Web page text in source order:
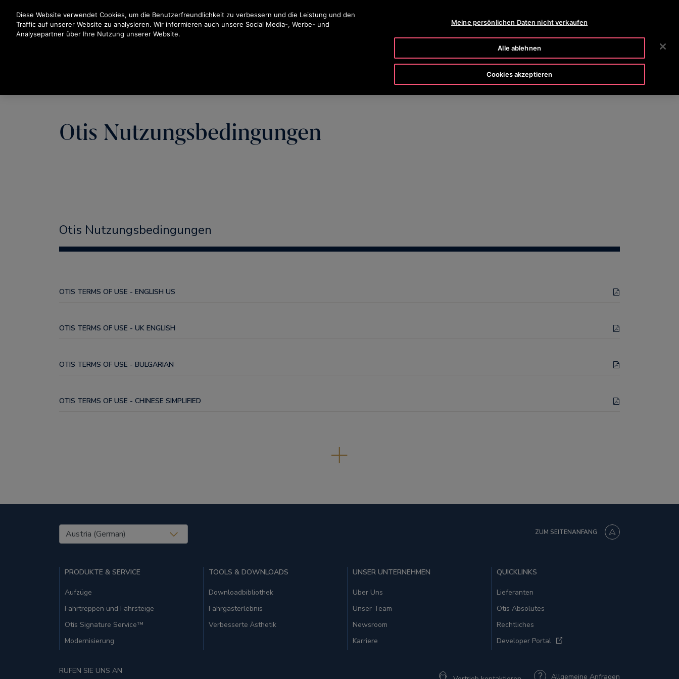
Drücken Sie die Eingabetaste, um zum Hauptinhalt zu springen
OTISLINE 0800-82-82 82 NEWSROOM
SUCHEN
Otis Nutzungsbedingungen
Otis Nutzungsbedingungen
OTIS TERMS OF USE - ENGLISH US
OTIS TERMS OF USE - UK ENGLISH
OTIS TERMS OF USE - BULGARIAN
OTIS TERMS OF USE - CHINESE SIMPLIFIED
United States (EN) ZUM SEITENANFANG
PRODUKTE & SERVICE
Aufzüge
Fahrtreppen und Fahrsteige
Otis Signature Service™
Modernisierung
TOOLS & DOWNLOADS
Downloadbibliothek
Fahrgasterlebnis
Verbesserte Ästhetik
UNSER UNTERNEHMEN
Uber Uns
Unser Team
Newsroom
Karriere
QUICKLINKS
Lieferanten
Otis Absolutes
Rechtliches
Developer Portal
RUFEN SIE UNS AN
Allgemeine Anfragen
Diese Website verwendet Cookies, um die Benutzerfreundlichkeit zu verbessern und die Leistung und den
Traffic auf unserer Website zu analysieren. Wir informieren auch unsere Social Media-, Werbe- und
Analysepartner über Ihre Nutzung unserer Website.
Meine persönlichen Daten nicht verkaufen
Alle ablehnen
Cookies akzeptieren